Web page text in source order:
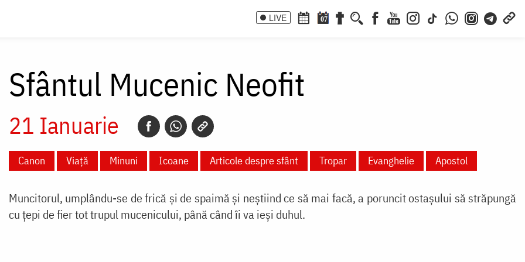
LIVE 07
Sfântul Mucenic Neofit
21 Ianuarie
Canon Viață Minuni Icoane Articole despre sfânt Tropar Evanghelie Apostol
Muncitorul, umplându-se de frică și de spaimă și neștiind ce să mai facă, a poruncit ostașului să străpungă
cu țepi de fier tot trupul mucenicului, până când îi va ieși duhul.